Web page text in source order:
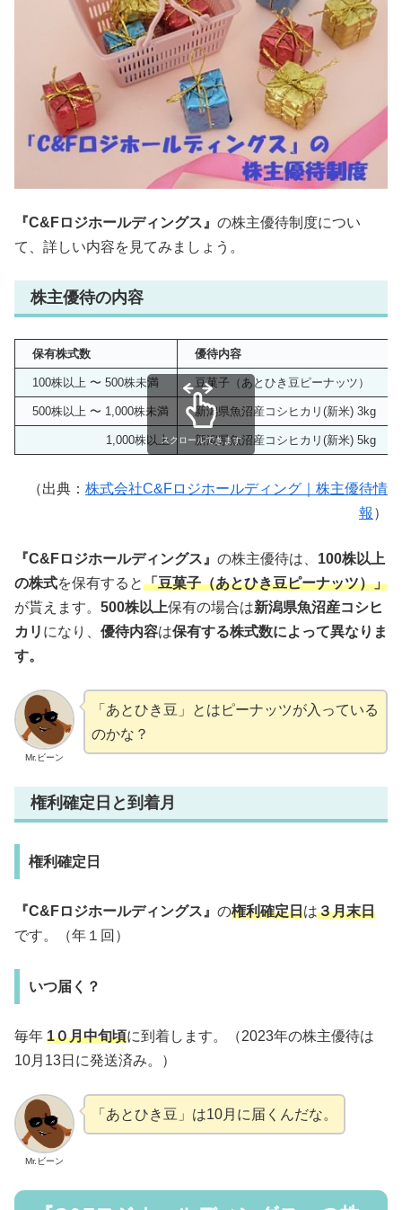
『C&Fロジホールディングス』 の株主優待制度につい
て、詳しい内容を見てみましょう。
株主優待の内容
保有株式数 優待内容
100株以上 〜 500株未満 豆菓子（あとひき豆ピーナッツ）
500株以上 〜 1,000株未満 新潟県魚沼産コシヒカリ(新米) 3kg
1,000株以上 新潟県魚沼産コシヒカリ(新米) 5kg
スクロールできます
（出典： 株式会社C&Fロジホールディング｜株主優待情
報 ）
『C&Fロジホールディングス』 の株主優待は、 100株以上
の株式を保有すると「豆菓子（あとひき豆ピーナッツ）」
が貰えます。 500株以上保有の場合は新潟県魚沼産コシヒ
カリ になり、 優待内容は保有する株式数によって異なりま
す。
Mr.ビーン
「あとひき豆」とはピーナッツが入っている
のかな？
権利確定日と到着月
権利確定日
『C&Fロジホールディングス』 の権利確定日は３月末日
です。（年１回）
いつ届く？
毎年 1０月中旬頃に到着します。（2023年の株主優待は
10月13日に発送済み。）
Mr.ビーン
「あとひき豆」は10月に届くんだな。